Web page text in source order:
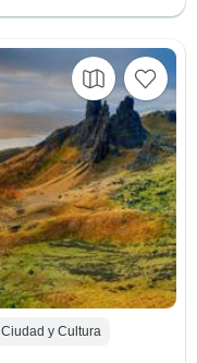
Ciudad y Cultura